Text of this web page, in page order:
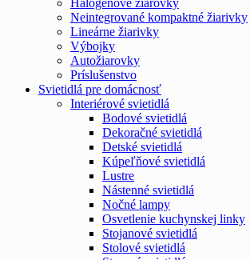
Neintegrované kompaktné žiarivky
Lineárne žiarivky
Výbojky
Autožiarovky
Príslušenstvo
Svietidlá pre domácnosť
Interiérové svietidlá
Bodové svietidlá
Dekoračné svietidlá
Detské svietidlá
Kúpeľňové svietidlá
Lustre
Nástenné svietidlá
Nočné lampy
Osvetlenie kuchynskej linky
Stojanové svietidlá
Stolové svietidlá